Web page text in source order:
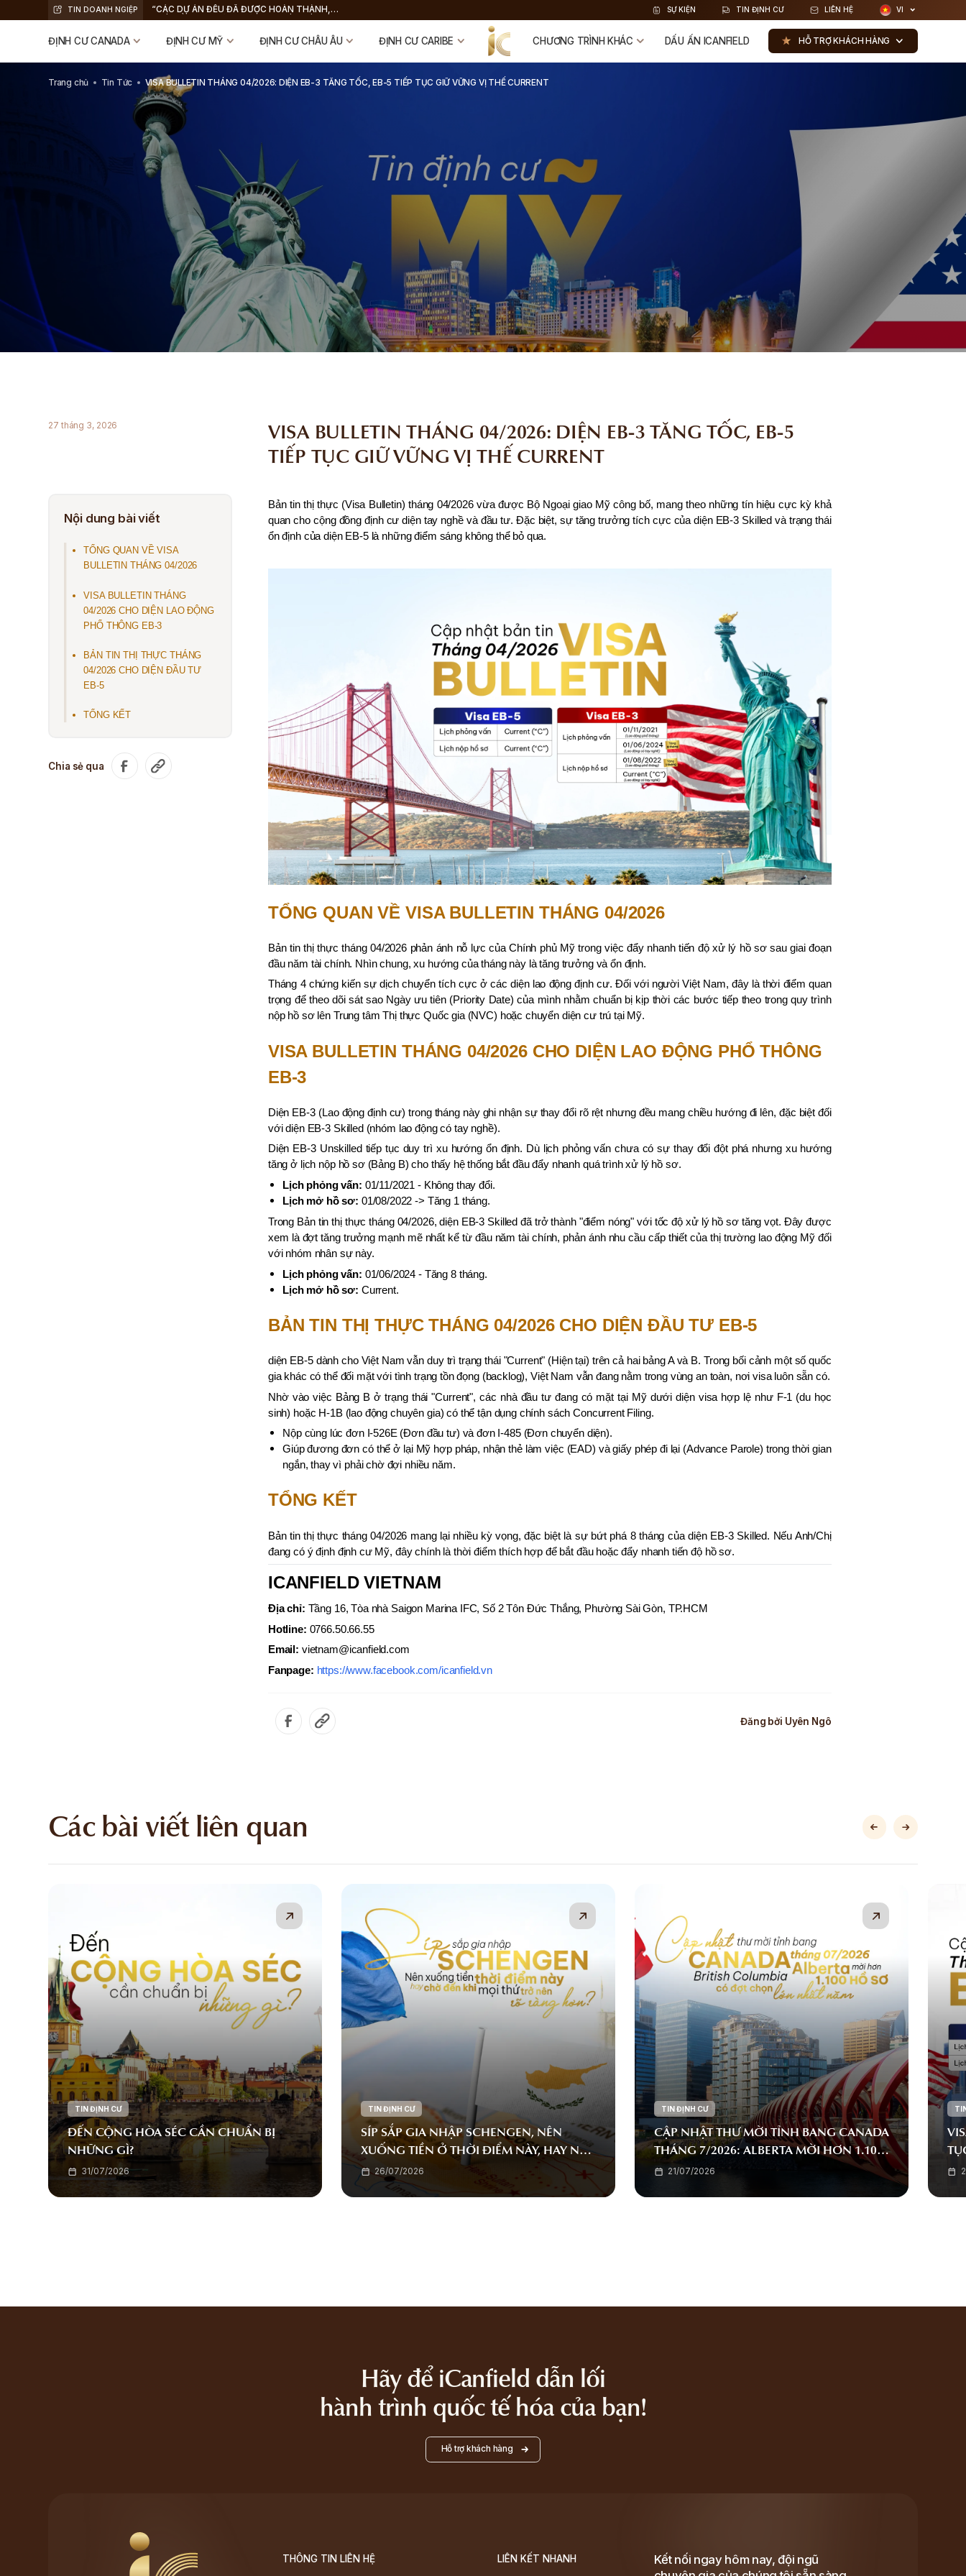
TIN DOANH NGIỆP
“CÁC DỰ ÁN ĐỀU ĐÃ ĐƯỢC HOÀN THÀNH,
NHÀ ĐẦU TƯ NHẬN THẺ XANH VÀ HOÀN
SỰ KIỆN TIN ĐỊNH CƯ LIÊN HỆ VI
ĐỊNH CƯ CANADA ĐỊNH CƯ MỸ ĐỊNH CƯ CHÂU ÂU ĐỊNH CƯ CARIBE CHƯƠNG TRÌNH KHÁC DẤU ẤN ICANFIELD HỖ TRỢ KHÁCH HÀNG
Trang chủ Tin Tức VISA BULLETIN THÁNG 04/2026: DIỆN EB-3 TĂNG TỐC, EB-5 TIẾP TỤC GIỮ VỮNG VỊ THẾ CURRENT
27 tháng 3, 2026
Nội dung bài viết
TỔNG QUAN VỀ VISA
BULLETIN THÁNG 04/2026
VISA BULLETIN THÁNG
04/2026 CHO DIỆN LAO ĐỘNG
PHỔ THÔNG EB-3
BẢN TIN THỊ THỰC THÁNG
04/2026 CHO DIỆN ĐẦU TƯ
EB-5
TỔNG KẾT
Chia sẻ qua
VISA BULLETIN THÁNG 04/2026: DIỆN EB-3 TĂNG TỐC, EB-5
TIẾP TỤC GIỮ VỮNG VỊ THẾ CURRENT
Bản tin thị thực (Visa Bulletin) tháng 04/2026 vừa được Bộ Ngoại giao Mỹ công bố, mang theo những tín hiệu cực kỳ khả
quan cho cộng đồng định cư diện tay nghề và đầu tư. Đặc biệt, sự tăng trưởng tích cực của diện EB-3 Skilled và trạng thái
ổn định của diện EB-5 là những điểm sáng không thể bỏ qua.
TỔNG QUAN VỀ VISA BULLETIN THÁNG 04/2026
Bản tin thị thực tháng 04/2026 phản ánh nỗ lực của Chính phủ Mỹ trong việc đẩy nhanh tiến độ xử lý hồ sơ sau giai đoạn
đầu năm tài chính. Nhìn chung, xu hướng của tháng này là tăng trưởng và ổn định.
Tháng 4 chứng kiến sự dịch chuyển tích cực ở các diện lao động định cư. Đối với người Việt Nam, đây là thời điểm quan
trọng để theo dõi sát sao Ngày ưu tiên (Priority Date) của mình nhằm chuẩn bị kịp thời các bước tiếp theo trong quy trình
nộp hồ sơ lên Trung tâm Thị thực Quốc gia (NVC) hoặc chuyển diện cư trú tại Mỹ.
VISA BULLETIN THÁNG 04/2026 CHO DIỆN LAO ĐỘNG PHỔ THÔNG
EB-3
Diện EB-3 (Lao động định cư) trong tháng này ghi nhận sự thay đổi rõ rệt nhưng đều mang chiều hướng đi lên, đặc biệt đối
với diện EB-3 Skilled (nhóm lao động có tay nghề).
Diện EB-3 Unskilled tiếp tục duy trì xu hướng ổn định. Dù lịch phỏng vấn chưa có sự thay đổi đột phá nhưng xu hướng
tăng ở lịch nộp hồ sơ (Bảng B) cho thấy hệ thống bắt đầu đẩy nhanh quá trình xử lý hồ sơ.
Lịch phỏng vấn: 01/11/2021 - Không thay đổi.
Lịch mở hồ sơ: 01/08/2022 -> Tăng 1 tháng.
Trong Bản tin thị thực tháng 04/2026, diện EB-3 Skilled đã trở thành "điểm nóng" với tốc độ xử lý hồ sơ tăng vọt. Đây được
xem là đợt tăng trưởng mạnh mẽ nhất kể từ đầu năm tài chính, phản ánh nhu cầu cấp thiết của thị trường lao động Mỹ đối
với nhóm nhân sự này.
Lịch phỏng vấn: 01/06/2024 - Tăng 8 tháng.
Lịch mở hồ sơ: Current.
BẢN TIN THỊ THỰC THÁNG 04/2026 CHO DIỆN ĐẦU TƯ EB-5
diện EB-5 dành cho Việt Nam vẫn duy trì trạng thái "Current" (Hiện tại) trên cả hai bảng A và B. Trong bối cảnh một số quốc
gia khác có thể đối mặt với tình trạng tồn đọng (backlog), Việt Nam vẫn đang nằm trong vùng an toàn, nơi visa luôn sẵn có.
Nhờ vào việc Bảng B ở trạng thái "Current", các nhà đầu tư đang có mặt tại Mỹ dưới diện visa hợp lệ như F-1 (du học
sinh) hoặc H-1B (lao động chuyên gia) có thể tận dụng chính sách Concurrent Filing.
Nộp cùng lúc đơn I-526E (Đơn đầu tư) và đơn I-485 (Đơn chuyển diện).
Giúp đương đơn có thể ở lại Mỹ hợp pháp, nhận thẻ làm việc (EAD) và giấy phép đi lại (Advance Parole) trong thời gian
ngắn, thay vì phải chờ đợi nhiều năm.
TỔNG KẾT
Bản tin thị thực tháng 04/2026 mang lại nhiều kỳ vọng, đặc biệt là sự bứt phá 8 tháng của diện EB-3 Skilled. Nếu Anh/Chị
đang có ý định định cư Mỹ, đây chính là thời điểm thích hợp để bắt đầu hoặc đẩy nhanh tiến độ hồ sơ.
ICANFIELD VIETNAM
Địa chỉ: Tầng 16, Tòa nhà Saigon Marina IFC, Số 2 Tôn Đức Thắng, Phường Sài Gòn, TP.HCM
Hotline: 0766.50.66.55
Email: vietnam@icanfield.com
Fanpage: https://www.facebook.com/icanfield.vn
Đăng bởi Uyên Ngô
Các bài viết liên quan
TIN ĐỊNH CƯ
ĐẾN CỘNG HÒA SÉC CẦN CHUẨN BỊ
NHỮNG GÌ?
31/07/2026
TIN ĐỊNH CƯ
SÍP SẮP GIA NHẬP SCHENGEN, NÊN
XUỐNG TIỀN Ở THỜI ĐIỂM NÀY, HAY NÊN
CHỜ ĐẾN KHI MỌI THỨ TRỞ NÊN RÕ
RÀNG HƠN?
26/07/2026
TIN ĐỊNH CƯ
CẬP NHẬT THƯ MỜI TỈNH BANG CANADA
THÁNG 7/2026: ALBERTA MỜI HƠN 1.100
HỒ SƠ, BRITISH COLUMBIA CÓ ĐỢT
21/07/2026
Hãy để iCanfield dẫn lối
hành trình quốc tế hóa của bạn!
Hỗ trợ khách hàng
THÔNG TIN LIÊN HỆ LIÊN KẾT NHANH
Kết nối ngay hôm nay, đội ngũ